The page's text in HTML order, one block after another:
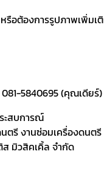
อต้องการรูปภาพเพิ่
5840695 (คุณเดียร์)
ะสบการณ์
รี งานซ่อมเครื่องดนต
มิวสิคเคิ้ล จำกัด